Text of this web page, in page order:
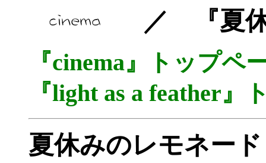
／ 『夏休
『cinema』トップペ
『light as a feather
夏休みのレモネード